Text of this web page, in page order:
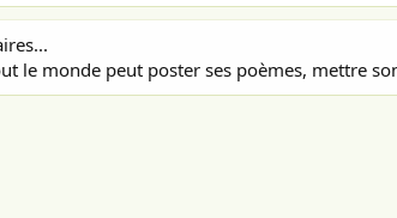
le monde peut poster ses poèmes, mettre